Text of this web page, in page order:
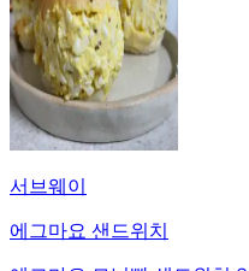
서브웨이
에그마요 샌드위치